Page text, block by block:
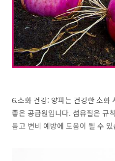
6.소화 건강: 양파는 건강한 소화
좋은 공급원입니다. 섬유질은 규
돕고 변비 예방에 도움이 될 수 있